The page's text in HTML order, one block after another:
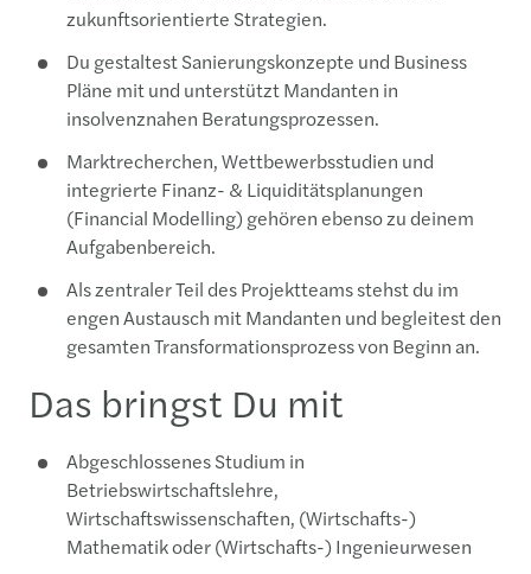
zukunftsorientierte Strategien.
Du gestaltest Sanierungskonzepte und Business
Pläne mit und unterstützt Mandanten in
insolvenznahen Beratungsprozessen.
Marktrecherchen, Wettbewerbsstudien und
integrierte Finanz- & Liquiditätsplanungen
(Financial Modelling) gehören ebenso zu deinem
Aufgabenbereich.
Als zentraler Teil des Projektteams stehst du im
engen Austausch mit Mandanten und begleitest den
gesamten Transformationsprozess von Beginn an.
Das bringst Du mit
Abgeschlossenes Studium in
Betriebswirtschaftslehre,
Wirtschaftswissenschaften, (Wirtschafts-)
Mathematik oder (Wirtschafts-) Ingenieurwesen